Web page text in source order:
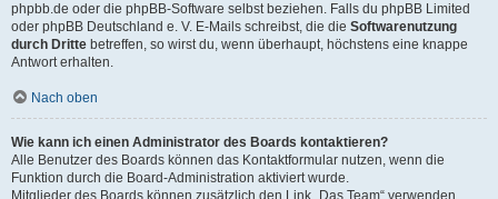
phpbb.de oder die phpBB-Software selbst beziehen. Falls du phpBB Limited
oder phpBB Deutschland e. V. E-Mails schreibst, die die Softwarenutzung
durch Dritte betreffen, so wirst du, wenn überhaupt, höchstens eine knappe
Antwort erhalten.
Nach oben
Wie kann ich einen Administrator des Boards kontaktieren?
Alle Benutzer des Boards können das Kontaktformular nutzen, wenn die
Funktion durch die Board-Administration aktiviert wurde.
Mitglieder des Boards können zusätzlich den Link „Das Team“ verwenden.